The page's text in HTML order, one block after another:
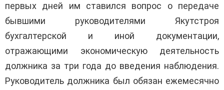
первых дней им ставился вопрос о передаче
бывшими руководителями Якутстроя
бухгалтерской и иной документации,
отражающими экономическую деятельность
должника за три года до введения наблюдения.
Руководитель должника был обязан ежемесячно